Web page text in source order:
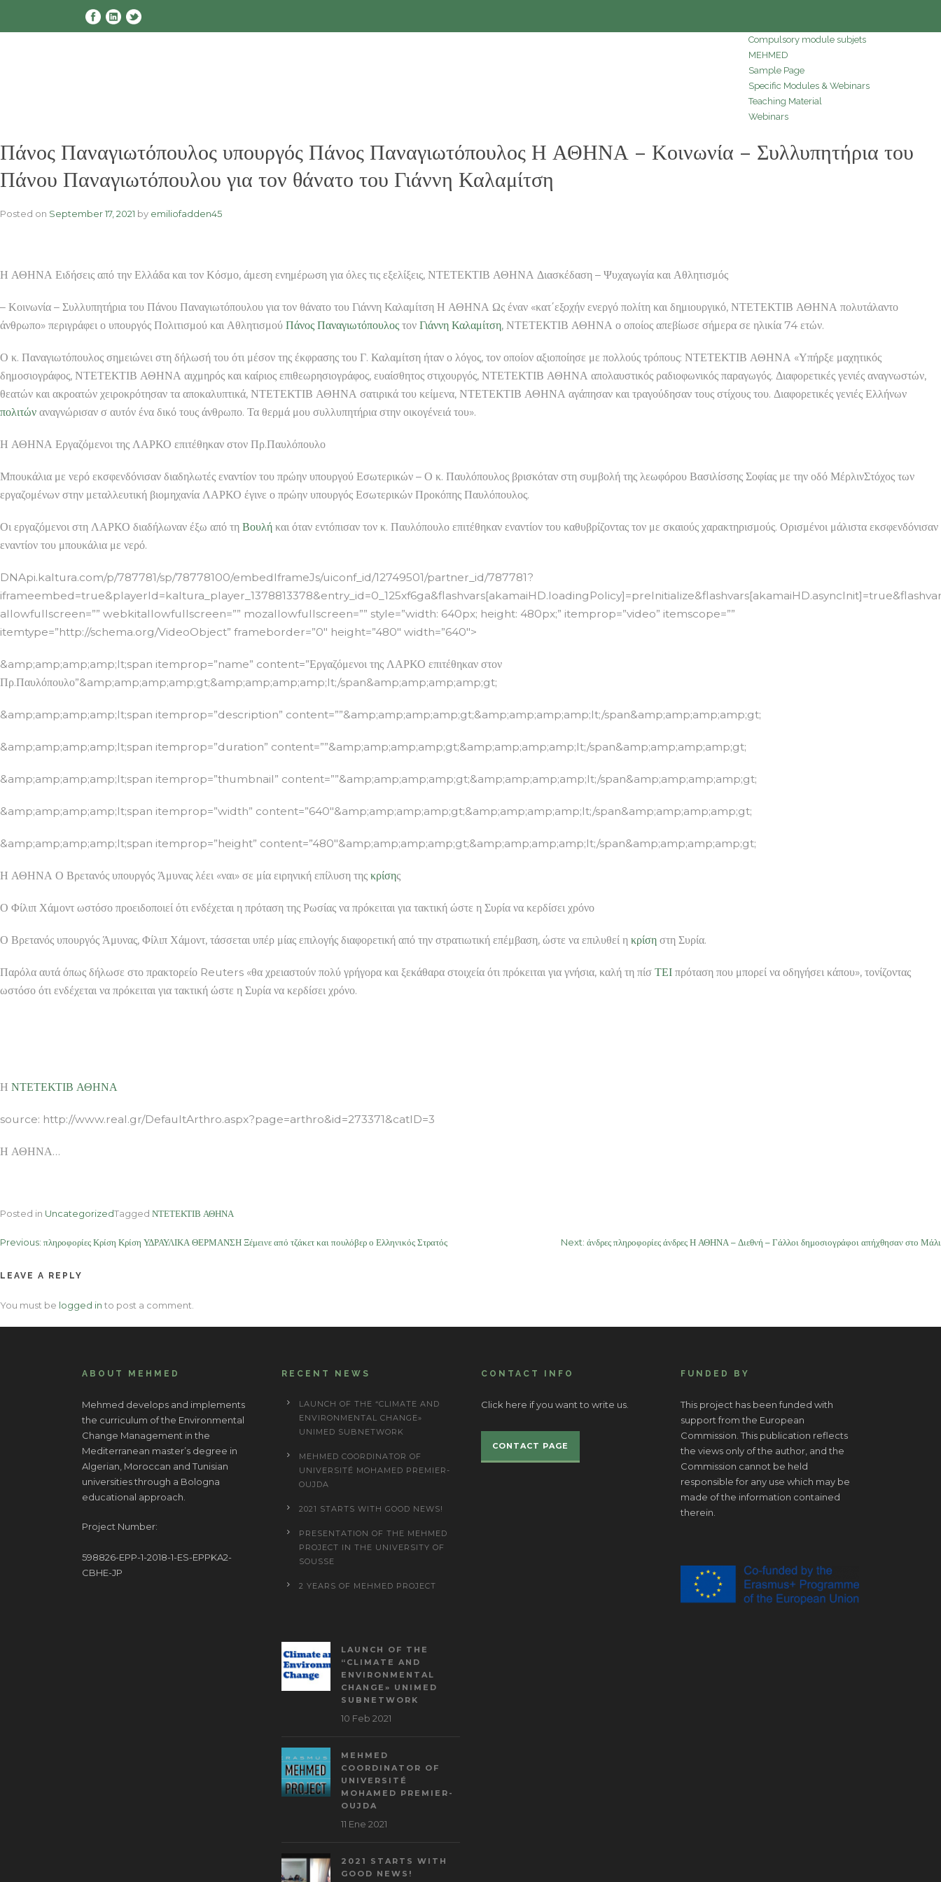
Compulsory module subjets
MEHMED
Sample Page
Specific Modules & Webinars
Teaching Material
Webinars
Πάνος Παναγιωτόπουλος υπουργός Πάνος Παναγιωτόπουλος Η ΑΘΗΝΑ – Κοινωνία – Συλλυπητήρια του
Πάνου Παναγιωτόπουλου για τον θάνατο του Γιάννη Καλαμίτση
Posted on September 17, 2021 by emiliofadden45
Η ΑΘΗΝΑ Ειδήσεις από την Ελλάδα και τον Κόσμο, άμεση ενημέρωση για όλες τις εξελίξεις, ΝΤΕΤΕΚΤΙΒ ΑΘΗΝΑ Διασκέδαση – Ψυχαγωγία και Αθλητισμός
– Κοινωνία – Συλλυπητήρια του Πάνου Παναγιωτόπουλου για τον θάνατο του Γιάννη Καλαμίτση Η ΑΘΗΝΑ Ως έναν «κατ΄εξοχήν ενεργό πολίτη και δημιουργικό, ΝΤΕΤΕΚΤΙΒ ΑΘΗΝΑ πολυτάλαντο
άνθρωπο» περιγράφει ο υπουργός Πολιτισμού και Αθλητισμού Πάνος Παναγιωτόπουλος τον Γιάννη Καλαμίτση, ΝΤΕΤΕΚΤΙΒ ΑΘΗΝΑ ο οποίος απεβίωσε σήμερα σε ηλικία 74 ετών.
Ο κ. Παναγιωτόπουλος σημειώνει στη δήλωσή του ότι μέσον της έκφρασης του Γ. Καλαμίτση ήταν ο λόγος, τον οποίον αξιοποίησε με πολλούς τρόπους: ΝΤΕΤΕΚΤΙΒ ΑΘΗΝΑ «Υπήρξε μαχητικός
δημοσιογράφος, ΝΤΕΤΕΚΤΙΒ ΑΘΗΝΑ αιχμηρός και καίριος επιθεωρησιογράφος, ευαίσθητος στιχουργός, ΝΤΕΤΕΚΤΙΒ ΑΘΗΝΑ απολαυστικός ραδιοφωνικός παραγωγός. Διαφορετικές γενιές αναγνωστών,
θεατών και ακροατών χειροκρότησαν τα αποκαλυπτικά, ΝΤΕΤΕΚΤΙΒ ΑΘΗΝΑ σατιρικά του κείμενα, ΝΤΕΤΕΚΤΙΒ ΑΘΗΝΑ αγάπησαν και τραγούδησαν τους στίχους του. Διαφορετικές γενιές Ελλήνων
πολιτών αναγνώρισαν σ αυτόν ένα δικό τους άνθρωπο. Τα θερμά μου συλλυπητήρια στην οικογένειά του».
Η ΑΘΗΝΑ Εργαζόμενοι της ΛΑΡΚΟ επιτέθηκαν στον Πρ.Παυλόπουλο
Μπουκάλια με νερό εκσφενδόνισαν διαδηλωτές εναντίον του πρώην υπουργού Εσωτερικών – Ο κ. Παυλόπουλος βρισκόταν στη συμβολή της λεωφόρου Βασιλίσσης Σοφίας με την οδό ΜέρλινΣτόχος των
εργαζομένων στην μεταλλευτική βιομηχανία ΛΑΡΚΟ έγινε ο πρώην υπουργός Εσωτερικών Προκόπης Παυλόπουλος.
Οι εργαζόμενοι στη ΛΑΡΚΟ διαδήλωναν έξω από τη Βουλή και όταν εντόπισαν τον κ. Παυλόπουλο επιτέθηκαν εναντίον του καθυβρίζοντας τον με σκαιούς χαρακτηρισμούς. Ορισμένοι μάλιστα εκσφενδόνισαν
εναντίον του μπουκάλια με νερό.
DNApi.kaltura.com/p/787781/sp/78778100/embedIframeJs/uiconf_id/12749501/partner_id/787781?
allowfullscreen=”” webkitallowfullscreen=”” mozallowfullscreen=”” style=”width: 640px; height: 480px;” itemprop=”video” itemscope=””
itemtype=”http://schema.org/VideoObject” frameborder=”0″ height=”480″ width=”640″>
&amp;amp;amp;amp;lt;span itemprop=”name” content=”Εργαζόμενοι της ΛΑΡΚΟ επιτέθηκαν στον
Πρ.Παυλόπουλο”&amp;amp;amp;amp;gt;&amp;amp;amp;amp;lt;/span&amp;amp;amp;amp;gt;
&amp;amp;amp;amp;lt;span itemprop=”description” content=””&amp;amp;amp;amp;gt;&amp;amp;amp;amp;lt;/span&amp;amp;amp;amp;gt;
&amp;amp;amp;amp;lt;span itemprop=”duration” content=””&amp;amp;amp;amp;gt;&amp;amp;amp;amp;lt;/span&amp;amp;amp;amp;gt;
&amp;amp;amp;amp;lt;span itemprop=”thumbnail” content=””&amp;amp;amp;amp;gt;&amp;amp;amp;amp;lt;/span&amp;amp;amp;amp;gt;
&amp;amp;amp;amp;lt;span itemprop=”width” content=”640″&amp;amp;amp;amp;gt;&amp;amp;amp;amp;lt;/span&amp;amp;amp;amp;gt;
&amp;amp;amp;amp;lt;span itemprop=”height” content=”480″&amp;amp;amp;amp;gt;&amp;amp;amp;amp;lt;/span&amp;amp;amp;amp;gt;
Η ΑΘΗΝΑ Ο Βρετανός υπουργός Άμυνας λέει «ναι» σε μία ειρηνική επίλυση της κρίσης
Ο Φίλιπ Χάμοντ ωστόσο προειδοποιεί ότι ενδέχεται η πρόταση της Ρωσίας να πρόκειται για τακτική ώστε η Συρία να κερδίσει χρόνο
Ο Βρετανός υπουργός Άμυνας, Φίλιπ Χάμοντ, τάσσεται υπέρ μίας επιλογής διαφορετική από την στρατιωτική επέμβαση, ώστε να επιλυθεί η κρίση στη Συρία.
Παρόλα αυτά όπως δήλωσε στο πρακτορείο Reuters «θα χρειαστούν πολύ γρήγορα και ξεκάθαρα στοιχεία ότι πρόκειται για γνήσια, καλή τη πίσ ΤΕΙ πρόταση που μπορεί να οδηγήσει κάπου», τονίζοντας
ωστόσο ότι ενδέχεται να πρόκειται για τακτική ώστε η Συρία να κερδίσει χρόνο.
Η ΝΤΕΤΕΚΤΙΒ ΑΘΗΝΑ
source: http://www.real.gr/DefaultArthro.aspx?page=arthro&id=273371&catID=3
Η ΑΘΗΝΑ…
Posted in UncategorizedTagged ΝΤΕΤΕΚΤΙΒ ΑΘΗΝΑ
Post
navigation
Previous: πληροφορίες Κρίση Κρίση ΥΔΡΑΥΛΙΚΑ ΘΕΡΜΑΝΣΗ Ξέμεινε από τζάκετ και πουλόβερ ο Ελληνικός Στρατός Next: άνδρες πληροφορίες άνδρες Η ΑΘΗΝΑ – Διεθνή – Γάλλοι δημοσιογράφοι απήχθησαν στο Μάλι
LEAVE A REPLY
You must be logged in to post a comment.
ABOUT MEHMED
Mehmed develops and implements
the curriculum of the Environmental
Change Management in the
Mediterranean master’s degree in
Algerian, Moroccan and Tunisian
universities through a Bologna
educational approach.
Project Number:
598826-EPP-1-2018-1-ES-EPPKA2-
CBHE-JP
RECENT NEWS
LAUNCH OF THE “CLIMATE AND
ENVIRONMENTAL CHANGE»
UNIMED SUBNETWORK
MEHMED COORDINATOR OF
UNIVERSITÉ MOHAMED PREMIER-
OUJDA
2021 STARTS WITH GOOD NEWS!
PRESENTATION OF THE MEHMED
PROJECT IN THE UNIVERSITY OF
SOUSSE
2 YEARS OF MEHMED PROJECT
LAUNCH OF THE
“CLIMATE AND
ENVIRONMENTAL
CHANGE» UNIMED
SUBNETWORK
10 Feb 2021
MEHMED
COORDINATOR OF
UNIVERSITÉ
MOHAMED PREMIER-
OUJDA
11 Ene 2021
2021 STARTS WITH
GOOD NEWS!
CONTACT INFO
Click here if you want to write us.
CONTACT PAGE
FUNDED BY
This project has been funded with
support from the European
Commission. This publication reflects
the views only of the author, and the
Commission cannot be held
responsible for any use which may be
made of the information contained
therein.